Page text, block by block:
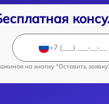
на кнопку "Оставить